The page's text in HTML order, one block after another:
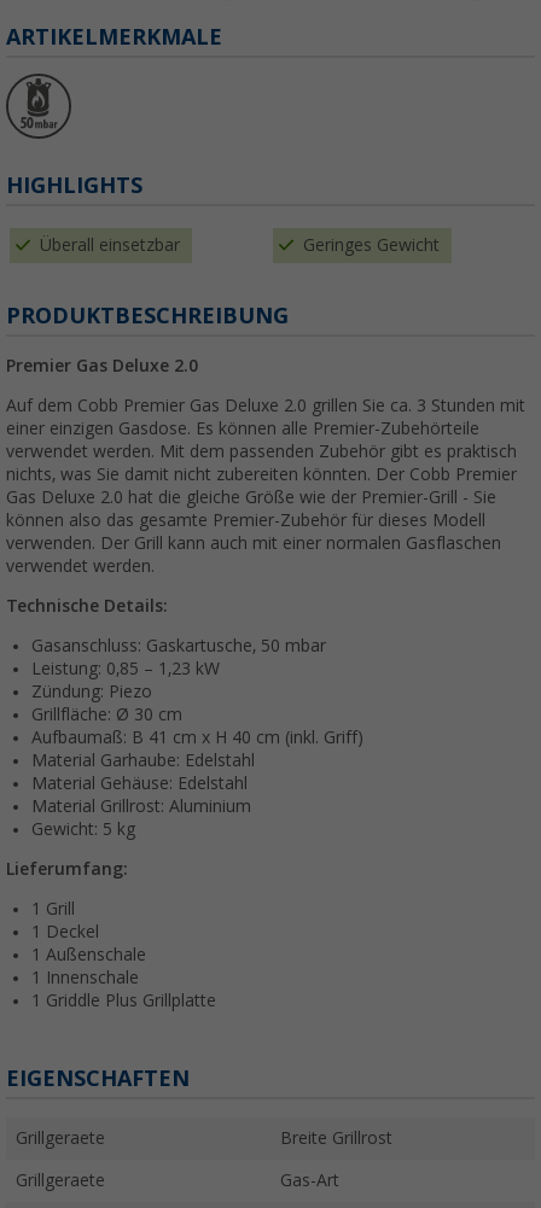
ARTIKELMERKMALE
HIGHLIGHTS
Überall einsetzbar Geringes Gewicht
PRODUKTBESCHREIBUNG
Premier Gas Deluxe 2.0
Auf dem Cobb Premier Gas Deluxe 2.0 grillen Sie ca. 3 Stunden mit
einer einzigen Gasdose. Es können alle Premier-Zubehörteile
verwendet werden. Mit dem passenden Zubehör gibt es praktisch
nichts, was Sie damit nicht zubereiten könnten. Der Cobb Premier
Gas Deluxe 2.0 hat die gleiche Größe wie der Premier-Grill - Sie
können also das gesamte Premier-Zubehör für dieses Modell
verwenden. Der Grill kann auch mit einer normalen Gasflaschen
verwendet werden.
Technische Details:
Gasanschluss: Gaskartusche, 50 mbar
Leistung: 0,85 – 1,23 kW
Zündung: Piezo
Grillfläche: Ø 30 cm
Aufbaumaß: B 41 cm x H 40 cm (inkl. Griff)
Material Garhaube: Edelstahl
Material Gehäuse: Edelstahl
Material Grillrost: Aluminium
Gewicht: 5 kg
Lieferumfang:
1 Grill
1 Deckel
1 Außenschale
1 Innenschale
1 Griddle Plus Grillplatte
EIGENSCHAFTEN
Grillgeraete Breite Grillrost
Grillgeraete Gas-Art